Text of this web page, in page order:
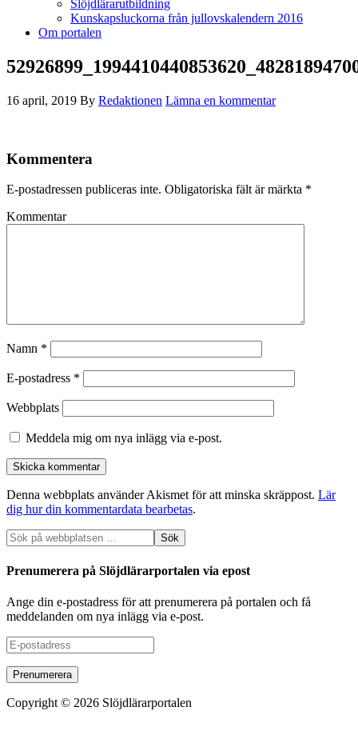
Slöjdlärarutbildning
Kunskapsluckorna från jullovskalendern 2016
Om portalen
16 april, 2019 By Redaktionen Lämna en kommentar
Kommentera
E-postadressen publiceras inte. Obligatoriska fält är märkta *
Kommentar
Namn *
E-postadress *
Webbplats
Meddela mig om nya inlägg via e-post.
Denna webbplats använder Akismet för att minska skräppost. Lär
dig hur din kommentardata bearbetas.
Prenumerera på Slöjdlärarportalen via epost
Ange din e-postadress för att prenumerera på portalen och få
meddelanden om nya inlägg via e-post.
E-
postadress
Copyright © 2026 Slöjdlärarportalen